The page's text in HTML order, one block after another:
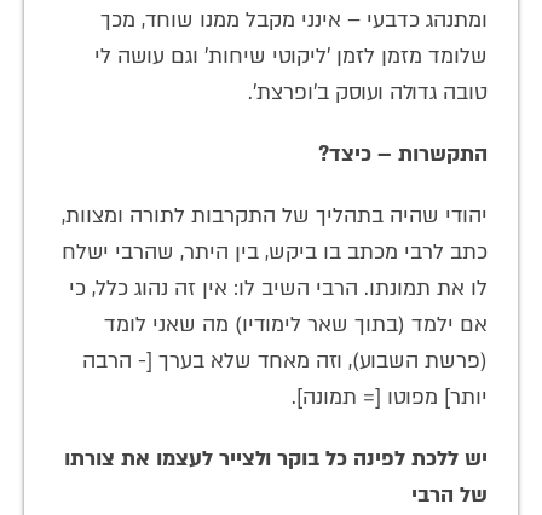
ומתנהג כדבעי – אינני מקבל ממנו שוחד, מכך
שלומד מזמן לזמן 'ליקוטי שיחות' וגם עושה לי
טובה גדולה ועוסק ב'ופרצת'.
התקשרות – כיצד?
יהודי שהיה בתהליך של התקרבות לתורה ומצוות,
כתב לרבי מכתב בו ביקש, בין היתר, שהרבי ישלח
לו את תמונתו. הרבי השיב לו: אין זה נהוג כלל, כי
אם ילמד (בתוך שאר לימודיו) מה שאני לומד
(פרשת השבוע), וזה מאחד שלא בערך [- הרבה
יותר] מפוטו [= תמונה].
יש ללכת לפינה כל בוקר ולצייר לעצמו את צורתו
של הרבי